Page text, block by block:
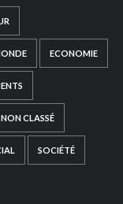
ECONOMIE
NON CLASSÉ
SOCIÉTÉ